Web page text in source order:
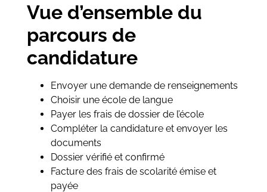
Vue d’ensemble du
parcours de
candidature
Envoyer une demande de renseignements
Choisir une école de langue
Payer les frais de dossier de l’école
Compléter la candidature et envoyer les
documents
Dossier vérifié et confirmé
Facture des frais de scolarité émise et
payée